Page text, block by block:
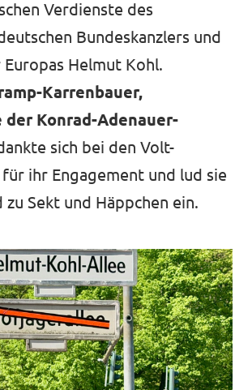
Verdienste des
Bundeskanzlers und
Helmut Kohl.
Karrenbauer,
Konrad-Adenauer-
sich bei den Volt-
ihr Engagement und lud sie
zu Sekt und Häppchen ein.